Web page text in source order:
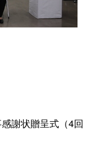
謝状贈呈式（4回